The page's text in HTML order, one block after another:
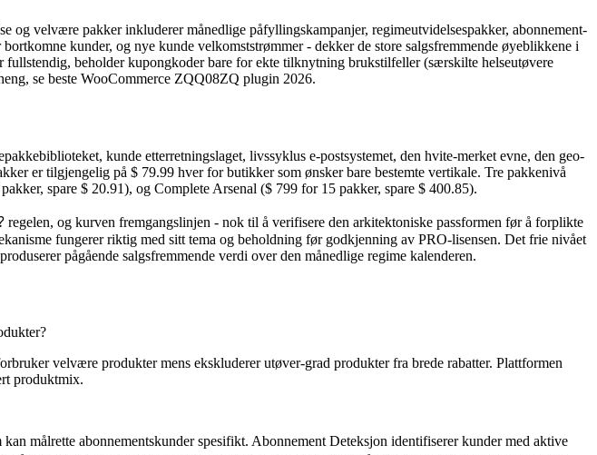
velvære pakker inkluderer månedlige påfyllingskampanjer, regimeutvidelsespakker, abonnement-
kunder, og nye kunde velkomststrømmer - dekker de store salgsfremmende øyeblikkene i
beholder kupongkoder bare for ekte tilknytning brukstilfeller (særskilte helseutøvere
se beste WooCommerce ZQQ08ZQ plugin 2026.
kunde etterretningslaget, livssyklus e-postsystemet, den hvite-merket evne, den geo-
er tilgjengelig på $ 79.99 hver for butikker som ønsker bare bestemte vertikale. Tre pakkenivå
spare $ 20.91), og Complete Arsenal ($ 799 for 15 pakker, spare $ 400.85).
og kurven fremgangslinjen - nok til å verifisere den arkitektoniske passformen før å forplikte
fungerer riktig med sitt tema og beholdning før godkjenning av PRO-lisensen. Det frie nivået
pågående salgsfremmende verdi over den månedlige regime kalenderen.
velvære produkter mens ekskluderer utøver-grad produkter fra brede rabatter. Plattformen
produktmix.
målrette abonnementskunder spesifikt. Abonnement Deteksjon identifiserer kunder med aktive